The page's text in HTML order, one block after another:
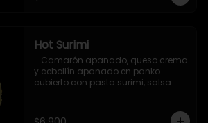
Hot Surimi
- Camarón apanado, queso crema
y cebollín apanado en panko
cubierto con pasta surimi, salsa